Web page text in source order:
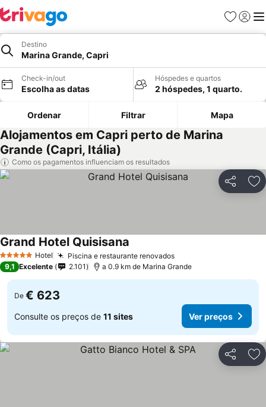
Favoritos
Iniciar
Destino
Marina Grande, Capri
Check-in/out
Escolha as datas
Hóspedes e quartos
2 hóspedes, 1 quarto.
Ordenar Filtrar Mapa
Alojamentos em Capri perto de Marina
Grande (Capri, Itália)
Como os pagamentos influenciam os resultados
Partilhar
5 Estrelas Hotel Piscina e restaurante renovados
Grand Hotel Quisisana
9,1 Excelente 2.101 a 0.9 km de Marina Grande
De € 623
Consulte os preços de 11 sites Ver preços
Partilhar